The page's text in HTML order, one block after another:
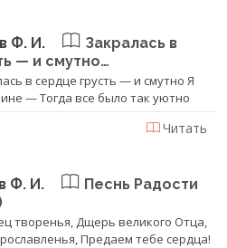
Ф. И.
Закралась в
— и смутно…
в сердце грусть — и смутно Я
— Тогда все было так уютно
Читать
Ф. И.
Песнь Радости
творенья, Дщерь великого Отца,
Предаем тебе сердца!